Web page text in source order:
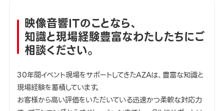
映像音響ITのことなら、
知識と現場経験豊富なわたしたちにご
相談ください。
30年間イベント現場をサポートしてきたAZAは、豊富な知識と
現場経験を蓄積しています。
お客様から高い評価をいただいている迅速かつ柔軟な対応力